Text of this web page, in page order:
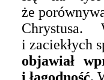
że
i zaciekłych
objawiał